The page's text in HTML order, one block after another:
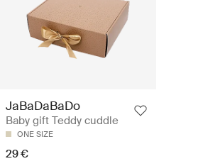
JaBaDaBaDo
Baby gift Teddy cuddle
ONE SIZE
29 €